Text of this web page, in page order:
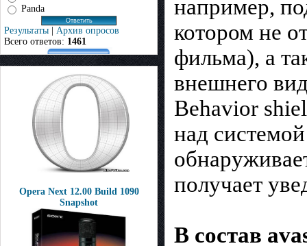
Panda
Результаты | Архив опросов
Всего ответов: 1461
Opera Next 12.00 Build 1090
Snapshot
например,
котором не
фильма), а
внешнего
Behavior
над
получает
В состав